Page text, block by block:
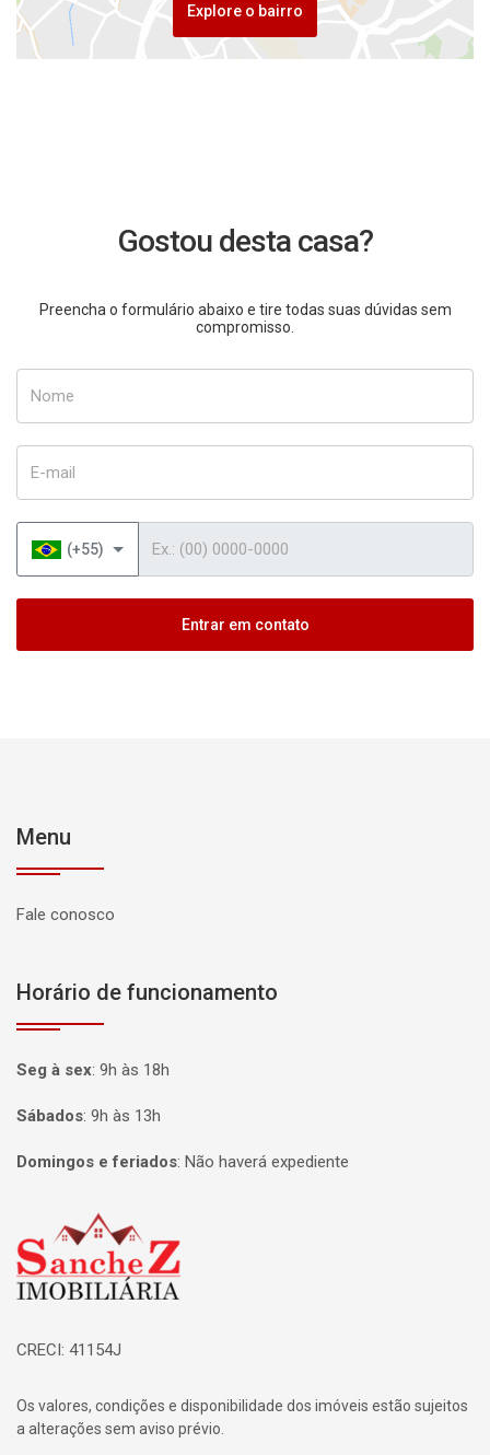
Explore o bairro
Gostou desta casa?
Preencha o formulário abaixo e tire todas suas dúvidas sem
compromisso.
(+55)
Entrar em contato
Menu
Fale conosco
Horário de funcionamento
Seg à sex: 9h às 18h
Sábados: 9h às 13h
Domingos e feriados: Não haverá expediente
Página inicial
CRECI: 41154J
Os valores, condições e disponibilidade dos imóveis estão sujeitos
a alterações sem aviso prévio.